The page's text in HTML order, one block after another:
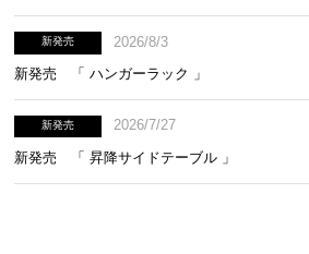
新発売
2026/8/3
新発売 「 ハンガーラック 」
新発売
2026/7/27
新発売 「 昇降サイドテーブル 」